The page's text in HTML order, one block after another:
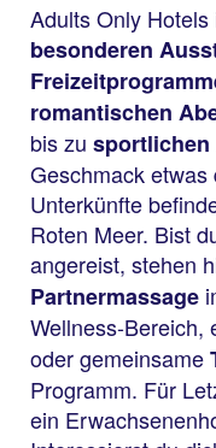
Adults Only
besonderen
romantischen
bis zu
Geschmack
Unterkünfte
Roten Meer. Bist
angereist, stehen
Partnermassage
Wellness-Bereich,
oder gemeinsame
Programm. Für
ein